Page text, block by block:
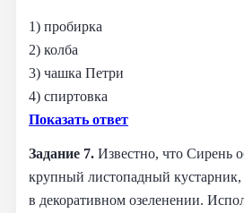
1) пробирка
2) колба
3) чашка Петри
4) спиртовка
Показать ответ
Задание 7. Известно, что Сирень
крупный листопадный
в декоративном озеленении.